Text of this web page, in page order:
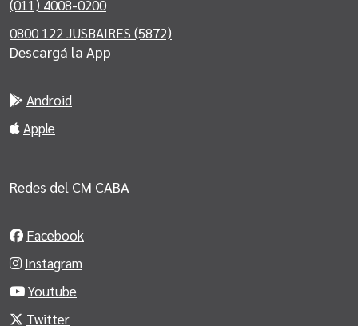
(011) 4008-0200
0800 122 JUSBAIRES (5872)
Descargá la App
Android
Apple
Redes del CM CABA
Facebook
Instagram
Youtube
Twitter